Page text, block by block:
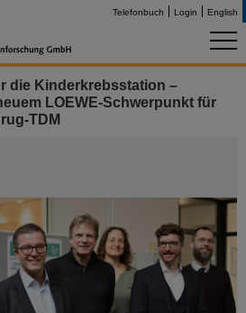
Telefonbuch Login English
die Kinderkrebsstation –
LOEWE-Schwerpunkt für
TDM